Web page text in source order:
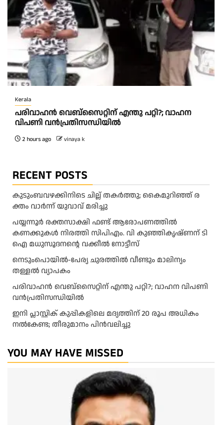
Kerala
പരിവാഹൻ വെബ്സൈറ്റിന് എന്തു പറ്റി?; വാഹന
വിപണി വന്‍പ്രതിസന്ധിയിൽ
2 hours ago vinaya k
RECENT POSTS
കു​ടും​ബ​വ​ഴ​ക്കി​നി​ടെ ചി​ല്ല് ത​ക​ർ​ത്തു; കൈ​മു​റി​ഞ്ഞ് ര​
ക്തം വാ​ർ​ന്ന് യു​വാ​വ് മ​രി​ച്ചു
പയ്യന്നൂർ രക്തസാക്ഷി ഫണ്ട് ആരോപണത്തിൽ
കണക്കുകൾ നിരത്തി സിപിഎം. വി കുഞ്ഞികൃഷ്ണന് ടി
ഐ മധുസൂദനൻ്റെ വക്കീൽ നോട്ടീസ്
നെടുംപൊയിൽ-പേര്യ ചുരത്തിൽ വീണ്ടും മാലിന്യം
തള്ളൽ വ്യാപകം
പരിവാഹൻ വെബ്സൈറ്റിന് എന്തു പറ്റി?; വാഹന വിപണി
വന്‍പ്രതിസന്ധിയിൽ
ഇനി പ്ലാസ്റ്റിക് കുപ്പികളിലെ മദ്യത്തിന് 20 രൂപ അധികം
നല്‍കേണ്ട; തീരുമാനം പിന്‍വലിച്ചു
YOU MAY HAVE MISSED